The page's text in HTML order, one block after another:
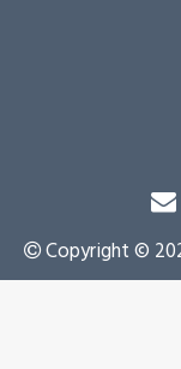
Copyright ©